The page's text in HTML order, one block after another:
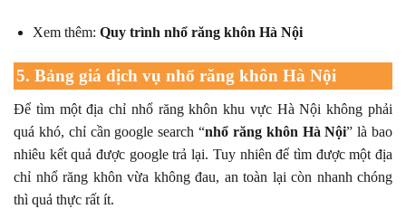
Xem thêm: Quy trình nhổ răng khôn Hà Nội
5. Bảng giá dịch vụ nhổ răng khôn Hà Nội
Để tìm một địa chỉ nhổ răng khôn khu vực Hà Nội không phải
quá khó, chỉ cần google search “nhổ răng khôn Hà Nội” là bao
nhiêu kết quả được google trả lại. Tuy nhiên để tìm được một địa
chỉ nhổ răng khôn vừa không đau, an toàn lại còn nhanh chóng
thì quả thực rất ít.